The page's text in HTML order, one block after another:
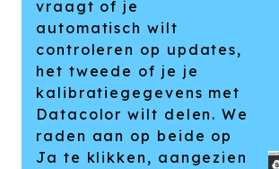
vraagt of je
automatisch wilt
controleren op updates,
het tweede of je je
kalibratiegegevens met
Datacolor wilt delen. We
raden aan op beide op
Ja te klikken, aangezien